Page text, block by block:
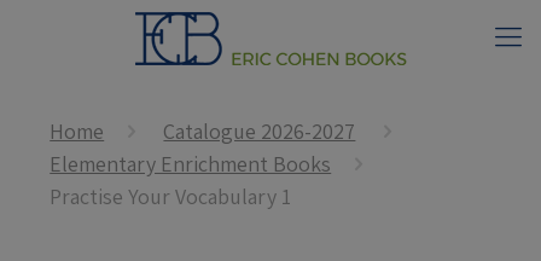
Home
Catalogue 2026-2027
Elementary Enrichment Books
Practise Your Vocabulary 1